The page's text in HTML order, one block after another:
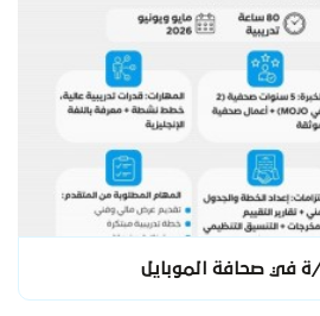
ة في صحافة الموبايل